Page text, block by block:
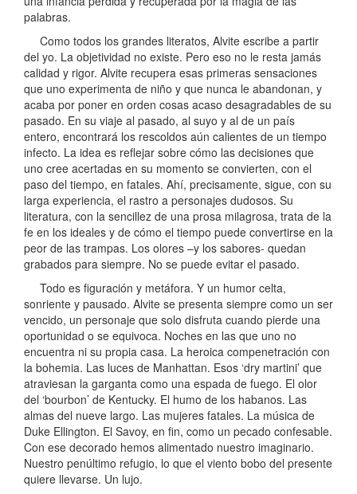
palabras.
Como todos los grandes literatos, Alvite escribe a partir
del yo. La objetividad no existe. Pero eso no le resta jamás
calidad y rigor. Alvite recupera esas primeras sensaciones
que uno experimenta de niño y que nunca le abandonan, y
acaba por poner en orden cosas acaso desagradables de su
pasado. En su viaje al pasado, al suyo y al de un país
entero, encontrará los rescoldos aún calientes de un tiempo
infecto. La idea es reflejar sobre cómo las decisiones que
uno cree acertadas en su momento se convierten, con el
paso del tiempo, en fatales. Ahí, precisamente, sigue, con su
larga experiencia, el rastro a personajes dudosos. Su
literatura, con la sencillez de una prosa milagrosa, trata de la
fe en los ideales y de cómo el tiempo puede convertirse en la
peor de las trampas. Los olores –y los sabores- quedan
grabados para siempre. No se puede evitar el pasado.
Todo es figuración y metáfora. Y un humor celta,
sonriente y pausado. Alvite se presenta siempre como un ser
vencido, un personaje que solo disfruta cuando pierde una
oportunidad o se equivoca. Noches en las que uno no
encuentra ni su propia casa. La heroica compenetración con
la bohemia. Las luces de Manhattan. Esos ‘dry martini’ que
atraviesan la garganta como una espada de fuego. El olor
del ‘bourbon’ de Kentucky. El humo de los habanos. Las
almas del nueve largo. Las mujeres fatales. La música de
Duke Ellington. El Savoy, en fin, como un pecado confesable.
Con ese decorado hemos alimentado nuestro imaginario.
Nuestro penúltimo refugio, lo que el viento bobo del presente
quiere llevarse. Un lujo.